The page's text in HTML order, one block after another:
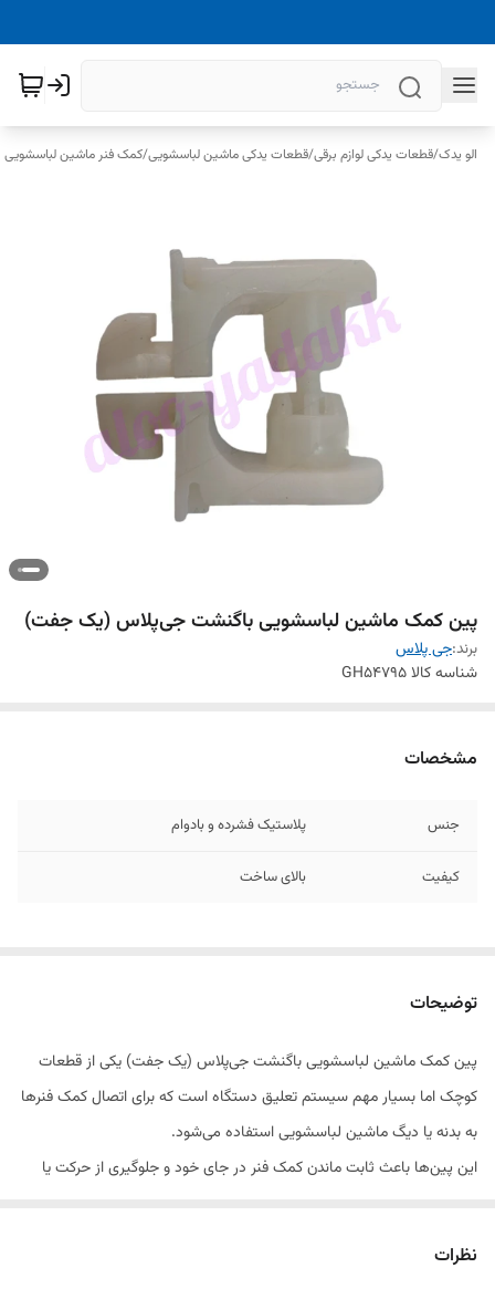
الو یدک/قطعات یدکی لوازم برقی/قطعات یدکی ماشین لباسشویی/کمک فنر ماشین لباسشویی
پین کمک ماشین لباسشویی باگنشت جی‌پلاس (یک جفت)
برند:جی پلاس
شناسه کالاGH54795
مشخصات
جنس پلاستیک فشرده و بادوام
کیفیت بالای ساخت
توضیحات
پین کمک ماشین لباسشویی باگنشت جی‌پلاس (یک جفت) یکی از قطعات
کوچک اما بسیار مهم سیستم تعلیق دستگاه است که برای اتصال کمک فنرها
به بدنه یا دیگ ماشین لباسشویی استفاده می‌شود.
این پین‌ها باعث ثابت ماندن کمک فنر در جای خود و جلوگیری از حرکت یا
نظرات